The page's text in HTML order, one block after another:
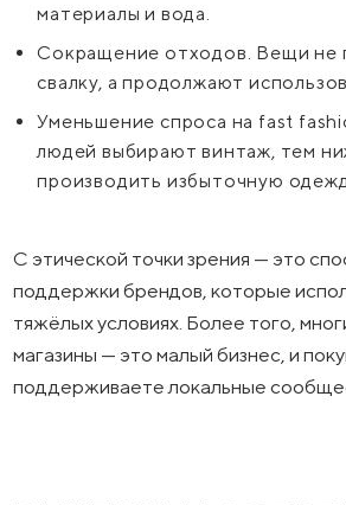
материалы и вода.
Сокращение отходов. Вещи не
свалку, а продолжают
Уменьшение спроса на fast
людей выбирают винтаж, тем
производить избыточную
С этической точки зрения — это
поддержки брендов, которые
тяжёлых условиях. Более того,
магазины — это малый бизнес, и
поддерживаете локальные